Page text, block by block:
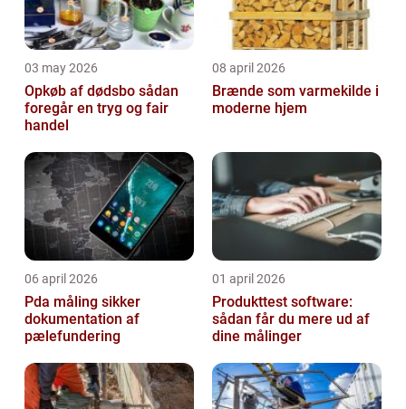
03 may 2026
Opkøb af dødsbo sådan
foregår en tryg og fair
handel
08 april 2026
Brænde som varmekilde i
moderne hjem
06 april 2026
Pda måling sikker
dokumentation af
pælefundering
01 april 2026
Produkttest software:
sådan får du mere ud af
dine målinger